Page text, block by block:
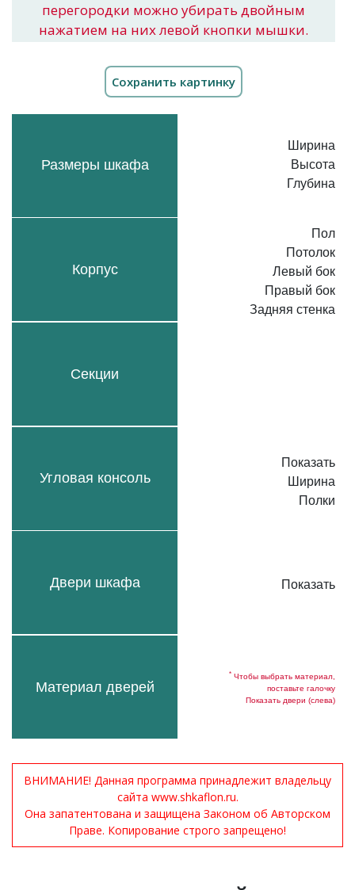
перегородки можно убирать двойным
нажатием на них левой кнопки мышки.
Размеры шкафа
Корпус
Секции
Угловая консоль
Двери шкафа
Материал дверей
Ширина
Высота
Глубина
Пол
Потолок
Левый бок
Правый бок
Задняя стенка
Показать
Ширина
Полки
Показать
* Чтобы выбрать материал,
поставьте галочку
Показать двери (слева)
ВНИМАНИЕ! Данная программа принадлежит владельцу
сайта www.shkaflon.ru.
Она запатентована и защищена Законом об Авторском
Праве. Копирование строго запрещено!